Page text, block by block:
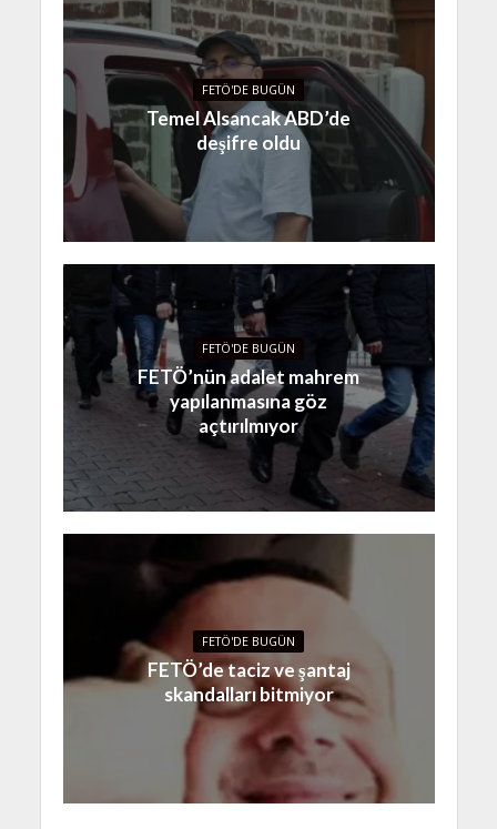
FETÖ'DE BUGÜN
Temel Alsancak ABD’de
deşifre oldu
FETÖ'DE BUGÜN
FETÖ’nün adalet mahrem
yapılanmasına göz
açtırılmıyor
FETÖ'DE BUGÜN
FETÖ’de taciz ve şantaj
skandalları bitmiyor